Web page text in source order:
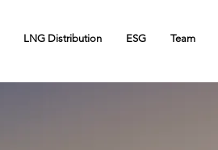
LNG Distribution ESG Team